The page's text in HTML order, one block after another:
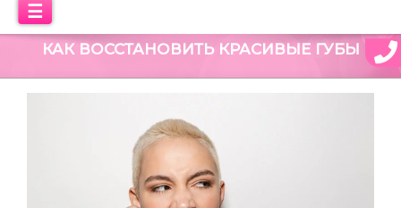
☰
КАК ВОССТАНОВИТЬ КРАСИВЫЕ ГУБЫ